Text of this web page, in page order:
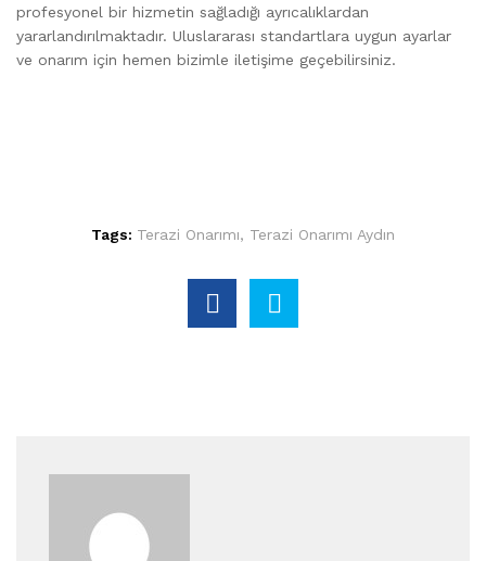
profesyonel bir hizmetin sağladığı ayrıcalıklardan
yararlandırılmaktadır. Uluslararası standartlara uygun ayarlar
ve onarım için hemen bizimle iletişime geçebilirsiniz.
Tags: Terazi Onarımı, Terazi Onarımı Aydın